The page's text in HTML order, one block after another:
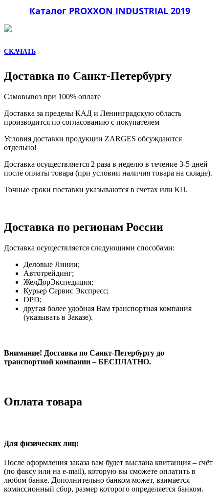
Каталог PROXXON INDUSTRIAL 2019
СКАЧАТЬ
Доставка по Санкт-Петербургу
Самовывоз при 100% оплате
Доставка за пределы КАД и Ленинградскую область
производится по согласованию с покупателем
Условия доставки продукции ZARGES обсуждаются
отдельно!
Доставка осуществляется 2 раза в неделю в течение 3-5 дней
после оплаты товара (при условии наличия товара на складе).
Точные сроки поставки указываются в счетах или КП.
Доставка по регионам России
Доставка осуществляется следующими способами:
Деловые Линии;
Автотрейдинг;
ЖелДорЭкспедиция;
Курьер Сервис Экспресс;
DPD;
другая более удобная Вам транспортная компания
(указывать в Заказе).
Внимание! Доставка по Санкт-Петербургу до
транспортной компании – БЕСПЛАТНО.
Оплата товара
Для физических лиц:
После оформления заказа вам будет выслана квитанция – счёт
(по факсу или на e-mail), которую вы сможете оплатить в
любом банке. Дополнительно банком может, взимается
комиссионный сбор, размер которого определяется банком.